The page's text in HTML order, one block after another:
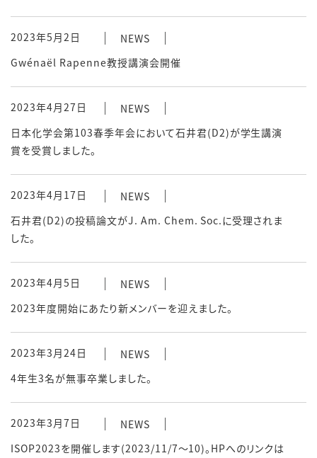
2023年5月2日
NEWS
Gwénaël Rapenne教授講演会開催
2023年4月27日
NEWS
日本化学会第103春季年会において石井君(D2)が学生講演
賞を受賞しました。
2023年4月17日
NEWS
石井君(D2)の投稿論文がJ. Am. Chem. Soc.に受理されま
した。
2023年4月5日
NEWS
2023年度開始にあたり新メンバーを迎えました。
2023年3月24日
NEWS
4年生3名が無事卒業しました。
2023年3月7日
NEWS
ISOP2023を開催します(2023/11/7～10)。HPへのリンクは